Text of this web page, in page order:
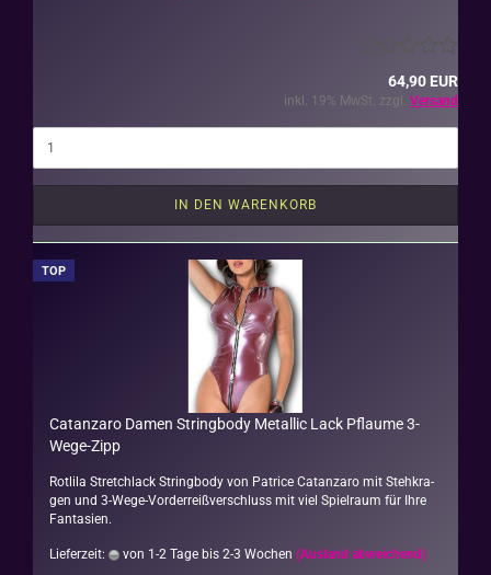
64,90 EUR
inkl. 19% MwSt. zzgl. Versand
IN DEN WARENKORB
TOP
Ca­t­an­za­ro Damen String­bo­dy Me­tal­lic Lack Pflau­me 3-​
Wege-​Zipp
Rot­li­la Stretch­lack String­bo­dy von Pa­tri­ce Ca­t­an­za­ro mit Steh­kra­
gen und 3-​Wege-Vorderreißverschluss mit viel Spiel­raum für Ihre
Fan­ta­sien.
Lieferzeit: von 1-2 Tage bis 2-3 Wochen (Ausland abweichend)